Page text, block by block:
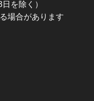
を除く）
場合があります